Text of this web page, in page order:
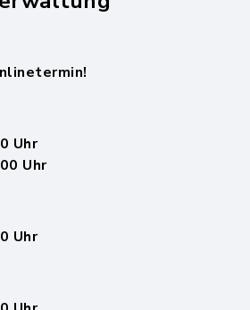
Uhr
Uhr
Uhr